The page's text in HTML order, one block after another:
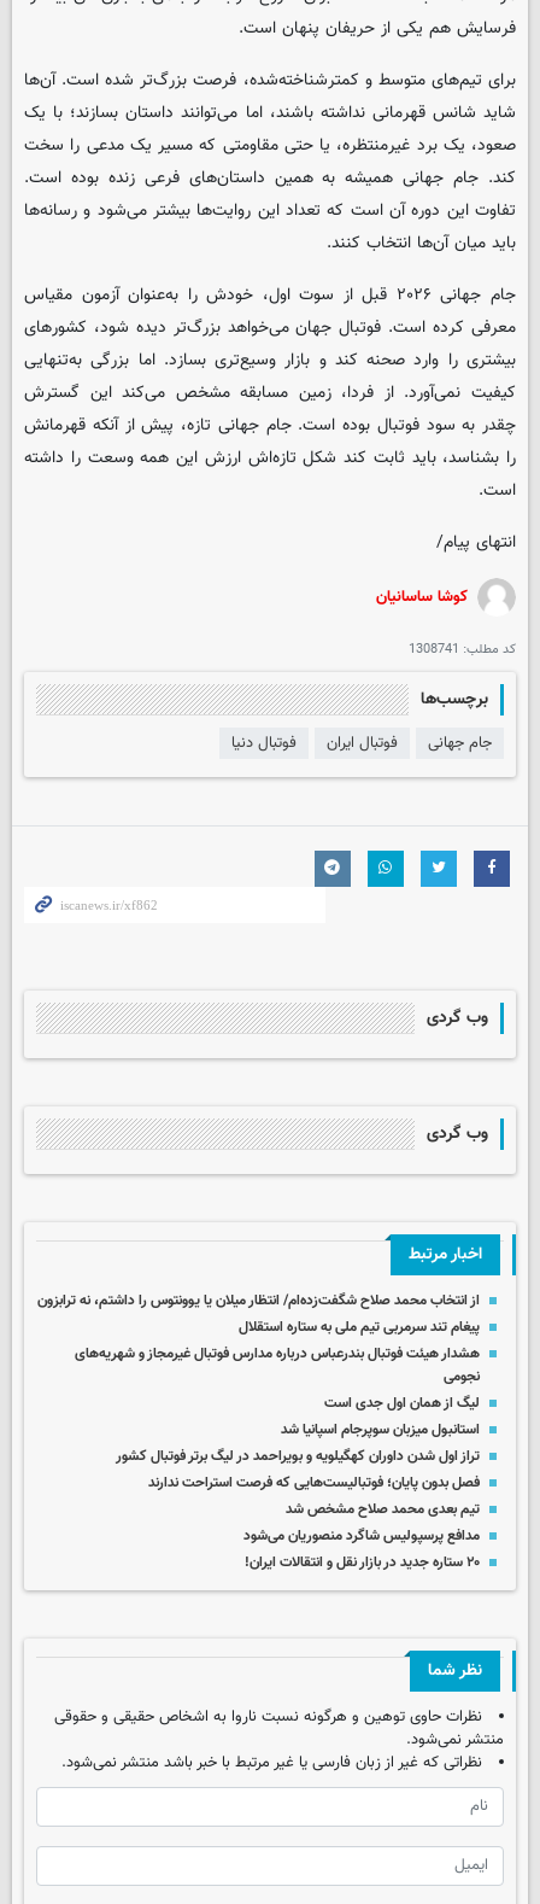
فرسایش هم یکی از حریفان پنهان است.
برای تیم‌های متوسط و کمترشناخته‌شده، فرصت بزرگ‌تر شده است. آن‌ها
شاید شانس قهرمانی نداشته باشند، اما می‌توانند داستان بسازند؛ با یک
صعود، یک برد غیرمنتظره، یا حتی مقاومتی که مسیر یک مدعی را سخت
کند. جام جهانی همیشه به همین داستان‌های فرعی زنده بوده است.
تفاوت این دوره آن است که تعداد این روایت‌ها بیشتر می‌شود و رسانه‌ها
باید میان آن‌ها انتخاب کنند.
جام جهانی ۲۰۲۶ قبل از سوت اول، خودش را به‌عنوان آزمون مقیاس
معرفی کرده است. فوتبال جهان می‌خواهد بزرگ‌تر دیده شود، کشورهای
بیشتری را وارد صحنه کند و بازار وسیع‌تری بسازد. اما بزرگی به‌تنهایی
کیفیت نمی‌آورد. از فردا، زمین مسابقه مشخص می‌کند این گسترش
چقدر به سود فوتبال بوده است. جام جهانی تازه، پیش از آنکه قهرمانش
را بشناسد، باید ثابت کند شکل تازه‌اش ارزش این همه وسعت را داشته
است.
انتهای پیام/
کوشا ساسانیان
کد مطلب: 1308741
برچسب‌ها
جام جهانی فوتبال ایران فوتبال دنیا
وب گردی
وب گردی
اخبار مرتبط
از انتخاب محمد صلاح شگفت‌زده‌ام/ انتظار میلان یا یوونتوس را داشتم، نه ترابزون
پیغام تند سرمربی تیم ملی به ستاره استقلال
هشدار هیئت فوتبال بندرعباس درباره مدارس فوتبال غیرمجاز و شهریه‌های
نجومی
لیگ از همان اول جدی است
استانبول میزبان سوپرجام اسپانیا شد
تراز اول شدن داوران کهگیلویه و بویراحمد در لیگ برتر فوتبال کشور
فصل بدون پایان؛ فوتبالیست‌هایی که فرصت استراحت ندارند
تیم بعدی محمد صلاح مشخص شد
مدافع پرسپولیس شاگرد منصوریان می‌شود
۲۰ ستاره جدید در بازار نقل و انتقالات ایران!
نظر شما
نظرات حاوی توهین و هرگونه نسبت ناروا به اشخاص حقیقی و حقوقی
منتشر نمی‌شود.
نظراتی که غیر از زبان فارسی یا غیر مرتبط با خبر باشد منتشر نمی‌شود.